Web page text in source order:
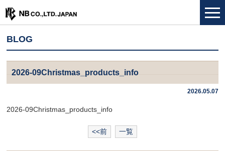
BLOG
2026-09Christmas_products_info
2026.05.07
2026-09Christmas_products_info
<<前 一覧